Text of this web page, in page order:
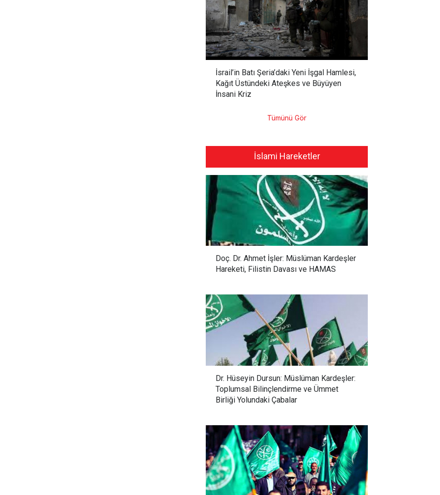
İsrail’in Batı Şeria’daki Yeni İşgal Hamlesi,
Kağıt Üstündeki Ateşkes ve Büyüyen
İnsani Kriz
Tümünü Gör
İslami Hareketler
Doç. Dr. Ahmet İşler: Müslüman Kardeşler
Hareketi, Filistin Davası ve HAMAS
Dr. Hüseyin Dursun: Müslüman Kardeşler:
Toplumsal Bilinçlendirme ve Ümmet
Birliği Yolundaki Çabalar